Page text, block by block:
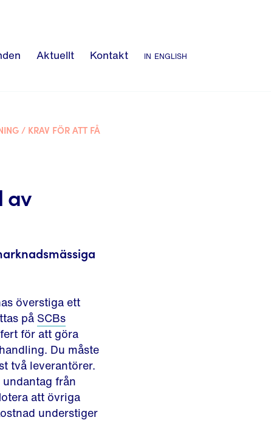
Aktuellt Kontakt in english
/ KRAV FÖR ATT FÅ
av
överstiga ett
på SCBs
för att göra
Du måste
två leverantörer.
från
att övriga
understiger